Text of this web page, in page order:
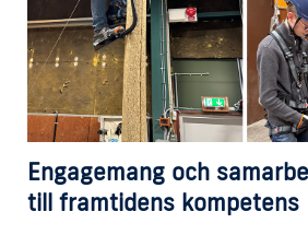
Engagemang och
till framtidens kompetens